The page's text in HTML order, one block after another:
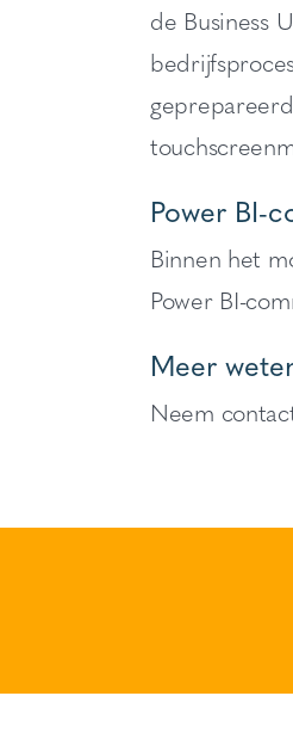
de Business
Power BI-
Binnen het
Power BI-
Meer
Neem